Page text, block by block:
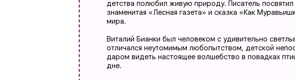
Виталий Бианки был человеком с удивительно светлым и
отличался неутомимым любопытством, детской
даром видеть настоящее волшебство в повадках птиц и
Читайте удивительные и добрые рассказы на нашем сайте.